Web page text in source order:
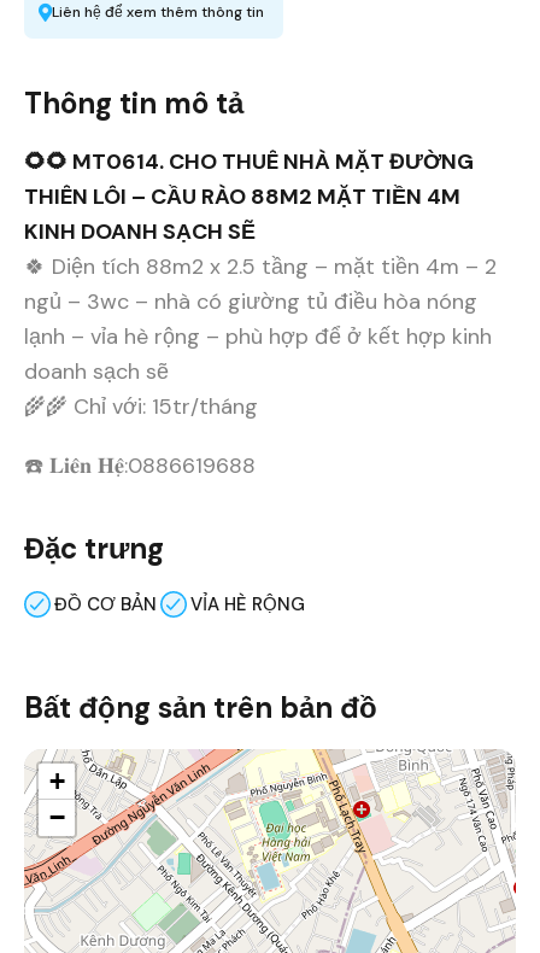
Liên hệ để xem thêm thông tin
Thông tin mô tả
🌻🌻 MT0614. CHO THUÊ NHÀ MẶT ĐƯỜNG
THIÊN LÔI – CẦU RÀO 88M2 MẶT TIỀN 4M
KINH DOANH SẠCH SẼ
🍀 Diện tích 88m2 x 2.5 tầng – mặt tiền 4m – 2
ngủ – 3wc – nhà có giường tủ điều hòa nóng
lạnh – vỉa hè rộng – phù hợp để ở kết hợp kinh
doanh sạch sẽ
🌾🌾 Chỉ với: 15tr/tháng
☎️ 𝐋𝐢𝐞̂𝐧 𝐇𝐞̣̂:0886619688
Đặc trưng
ĐỒ CƠ BẢN VỈA HÈ RỘNG
Bất động sản trên bản đồ
+
−